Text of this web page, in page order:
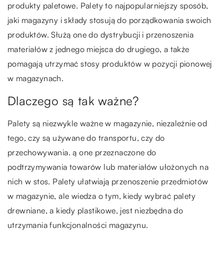
produkty paletowe. Palety to najpopularniejszy sposób,
jaki magazyny i składy stosują do porządkowania swoich
produktów. Służą one do dystrybucji i przenoszenia
materiałów z jednego miejsca do drugiego, a także
pomagają utrzymać stosy produktów w pozycji pionowej
w magazynach.
Dlaczego są tak ważne?
Palety są niezwykle ważne w magazynie, niezależnie od
tego, czy są używane do transportu, czy do
przechowywania. ą one przeznaczone do
podtrzymywania towarów lub materiałów ułożonych na
nich w stos. Palety ułatwiają przenoszenie przedmiotów
w magazynie, ale wiedza o tym, kiedy wybrać palety
drewniane, a kiedy plastikowe, jest niezbędna do
utrzymania funkcjonalności magazynu.